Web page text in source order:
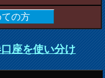
ての方
座を使い分け